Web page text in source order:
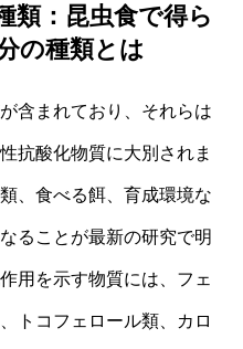
類：昆虫食で得ら
の種類とは
含まれており、それらは
抗酸化物質に大別されま
、食べる餌、育成環境な
ることが最新の研究で明
用を示す物質には、フェ
トコフェロール類、カロ